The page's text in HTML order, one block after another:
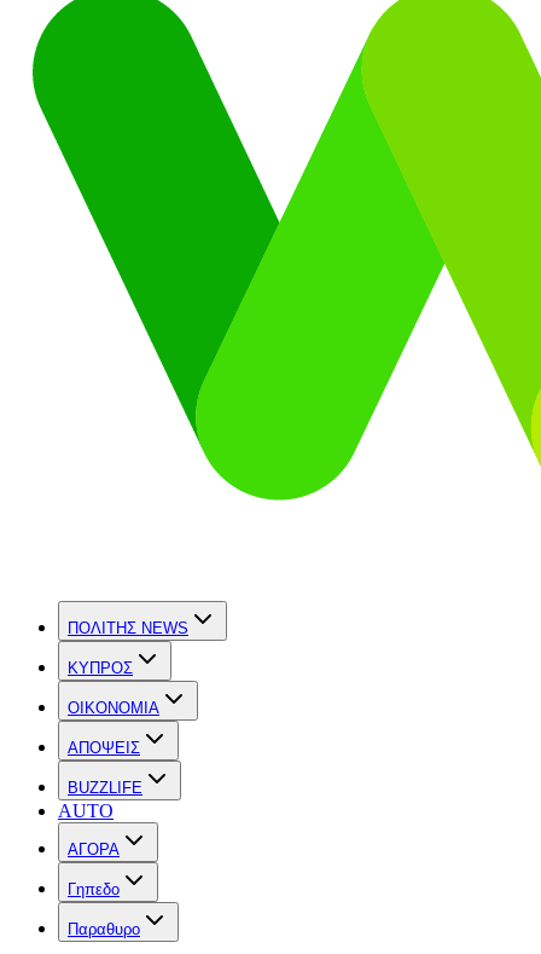
ΠΟΛΙΤΗΣ NEWS
ΚΥΠΡΟΣ
OIKONOMIA
ΑΠΟΨΕΙΣ
BUZZLIFE
AUTO
ΑΓΟΡΑ
Γηπεδο
Παραθυρο